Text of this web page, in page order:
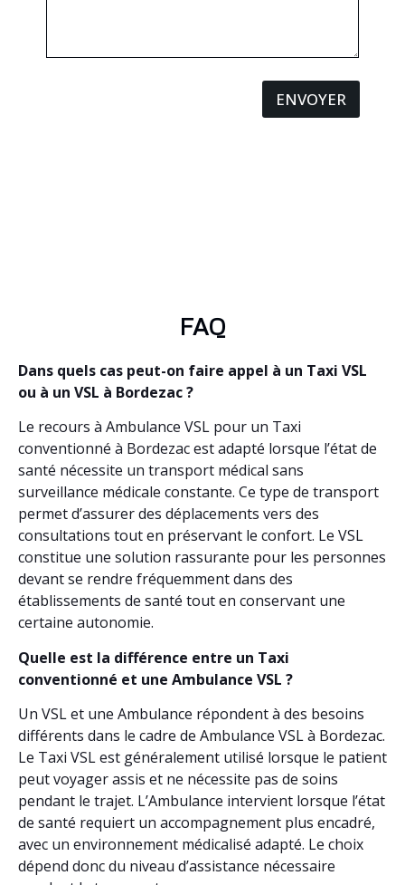
ENVOYER
FAQ
Dans quels cas peut-on faire appel à un Taxi VSL
ou à un VSL à Bordezac ?
Le recours à Ambulance VSL pour un Taxi
conventionné à Bordezac est adapté lorsque l’état de
santé nécessite un transport médical sans
surveillance médicale constante. Ce type de transport
permet d’assurer des déplacements vers des
consultations tout en préservant le confort. Le VSL
constitue une solution rassurante pour les personnes
devant se rendre fréquemment dans des
établissements de santé tout en conservant une
certaine autonomie.
Quelle est la différence entre un Taxi
conventionné et une Ambulance VSL ?
Un VSL et une Ambulance répondent à des besoins
différents dans le cadre de Ambulance VSL à Bordezac.
Le Taxi VSL est généralement utilisé lorsque le patient
peut voyager assis et ne nécessite pas de soins
pendant le trajet. L’Ambulance intervient lorsque l’état
de santé requiert un accompagnement plus encadré,
avec un environnement médicalisé adapté. Le choix
dépend donc du niveau d’assistance nécessaire